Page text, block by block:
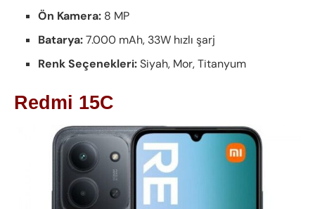
Ön Kamera: 8 MP
Batarya:7.000 mAh, 33W hızlı şarj
Renk Seçenekleri:Siyah, Mor, Titanyum
Redmi 15C